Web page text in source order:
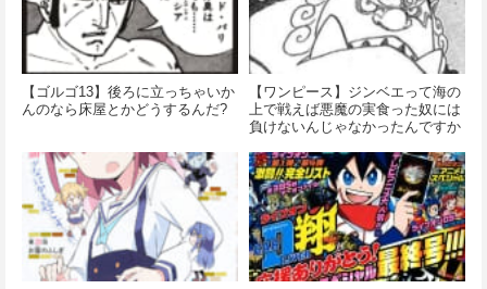
【ゴルゴ13】後ろに立っちゃいか
んのなら床屋とかどうするんだ?
【ワンピース】ジンベエって海の
上で戦えば悪魔の実食った奴には
負けないんじゃなかったんですか